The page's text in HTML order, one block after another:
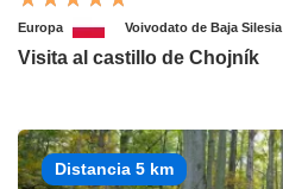
Europa Voivodato de Baja Silesia
Visita al castillo de Chojník
Distancia 5 km